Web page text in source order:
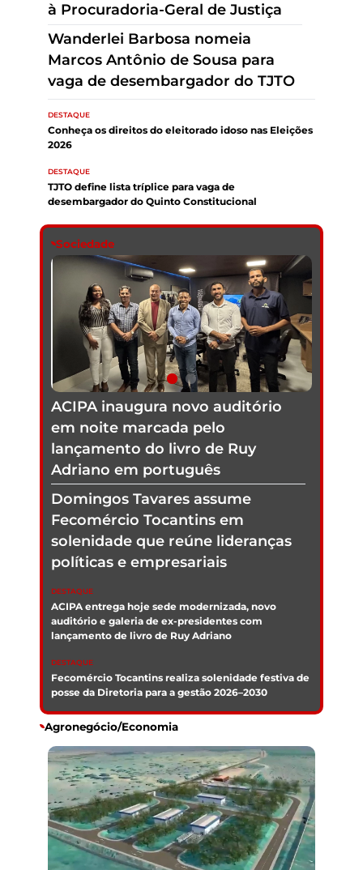
vaga de desembargador do TJTO
MPTO confirma Abel Andrade
Leal Júnior como candidato único
à Procuradoria-Geral de Justiça
DESTAQUE
Conheça os direitos do eleitorado idoso nas Eleições
2026
DESTAQUE
TJTO define lista tríplice para vaga de
desembargador do Quinto Constitucional
Sociedade
Domingos Tavares assume
Fecomércio Tocantins em
solenidade que reúne lideranças
políticas e empresariais
ACIPA inaugura novo auditório
em noite marcada pelo
lançamento do livro de Ruy
Adriano em português
DESTAQUE
ACIPA entrega hoje sede modernizada, novo
auditório e galeria de ex-presidentes com
lançamento de livro de Ruy Adriano
DESTAQUE
Fecomércio Tocantins realiza solenidade festiva de
posse da Diretoria para a gestão 2026–2030
Agronegócio/Economia